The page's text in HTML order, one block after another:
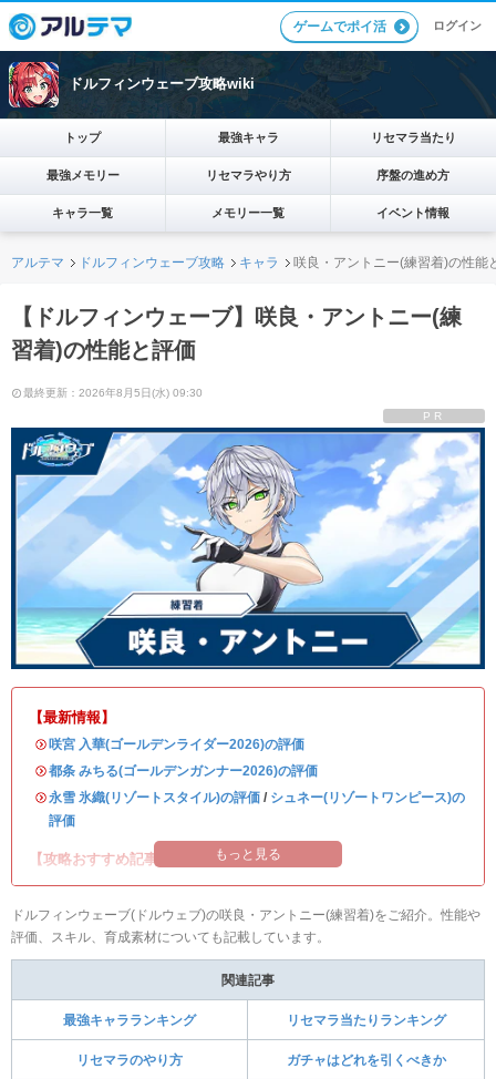
ゲームでポイ活 ログイン
ドルフィンウェーブ攻略wiki
トップ 最強キャラ リセマラ当たり
最強メモリー リセマラやり方 序盤の進め方
キャラ一覧 メモリー一覧 イベント情報
アルテマ ドルフィンウェーブ攻略 キャラ 咲良・アントニー(練習着)の性能
【ドルフィンウェーブ】咲良・アントニー(練
習着)の性能と評価
最終更新：2026年8月5日(水) 09:30
PR
【最新情報】
・咲宮 入華(ゴールデンライダー2026)の評価
・都条 みちる(ゴールデンガンナー2026)の評価
・永雪 氷織(リゾートスタイル)の評価 / シュネー(リゾートワンピース)の
評価
【攻略おすすめ記事】 もっと見る
ドルフィンウェーブ(ドルウェブ)の咲良・アントニー(練習着)をご紹介。性能や
評価、スキル、育成素材についても記載しています。
関連記事
最強キャラランキング リセマラ当たりランキング
リセマラのやり方 ガチャはどれを引くべきか